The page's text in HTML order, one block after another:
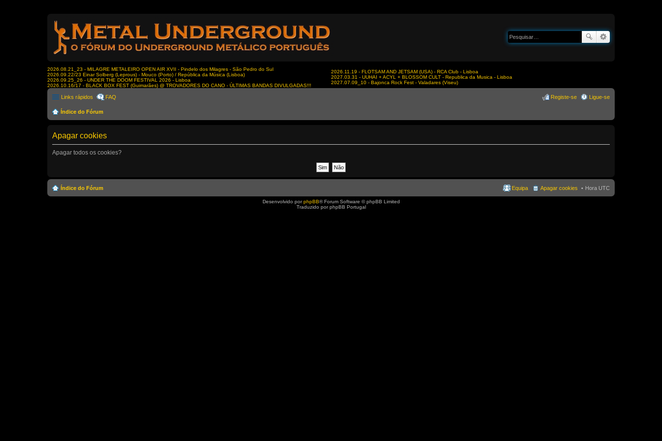
2026.08.21_23 - MILAGRE METALEIRO OPEN AIR XVII - Pindelo dos Milagres - São Pedro do Sul
2026.09.22/23 Einar Solberg (Leprous) - Mouco (Porto) / República da Música (Lisboa)
2026.09.25_26 - UNDER THE DOOM FESTIVAL 2026 - Lisboa
2026.10.16/17 - BLACK BOX FEST (Guimarães) @ TROVADORES DO CANO - ÚLTIMAS BANDAS DIVULGADAS!!!
2026.11.19 - FLOTSAM AND JETSAM (USA) - RCA Club - Lisboa
2027.03.31 - UUHAI + ACYL + BLOSSOM CULT - Republica da Musica - Lisboa
2027.07.09_10 - Bajonca Rock Fest - Valadares (Viseu)
Links rápidos FAQ Ligue-se
Registe-se
Índice do Fórum
Apagar cookies
Apagar todos os cookies?
Índice do Fórum Hora UTC
Apagar cookies
Equipa
Desenvolvido porphpBB® Forum Software © phpBB Limited
Traduzido por phpBB Portugal